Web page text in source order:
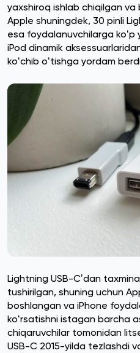
yaxshiroq ishlab chiqilgan
Apple shuningdek, 30 pinli
esa foydalanuvchilarga
iPod dinamik
koʻchib oʻtishga yordam
Lightning USB-Cʼdan
tushirilgan, shuning uchun
boshlangan va iPhone
koʻrsatishni istagan barcha
chiqaruvchilar tomonidan
USB-C 2015-yilda tezlashdi